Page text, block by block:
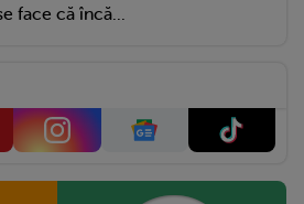
face că încă...